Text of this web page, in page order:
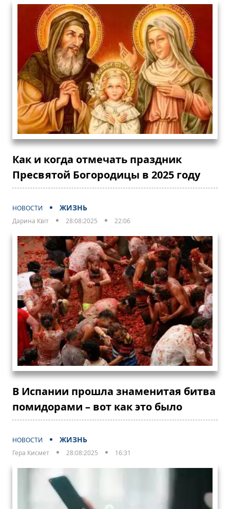
Как и когда отмечать праздник
Пресвятой Богородицы в 2025 году
НОВОСТИ ЖИЗНЬ
Дарина Квіт 28:08:2025 22:06
В Испании прошла знаменитая битва
помидорами – вот как это было
НОВОСТИ ЖИЗНЬ
Гера Кисмет 28:08:2025 16:31